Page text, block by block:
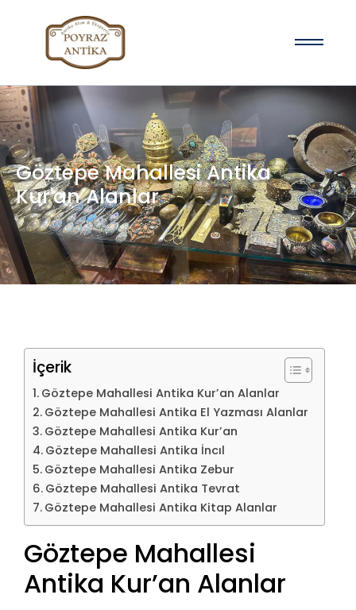
Göztepe Mahallesi Antika
Kur'an Alanlar
İçerik
Göztepe Mahallesi Antika Kur’an Alanlar
Göztepe Mahallesi Antika El Yazması Alanlar
Göztepe Mahallesi Antika Kur’an
Göztepe Mahallesi Antika İncıl
Göztepe Mahallesi Antika Zebur
Göztepe Mahallesi Antika Tevrat
Göztepe Mahallesi Antika Kitap Alanlar
Göztepe Mahallesi
Antika Kur’an Alanlar